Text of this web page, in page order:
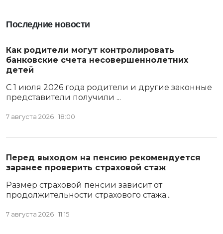
Последние новости
Как родители могут контролировать
банковские счета несовершеннолетних
детей
С 1 июля 2026 года родители и другие законные
представители получили ...
7 августа 2026 | 18:00
Перед выходом на пенсию рекомендуется
заранее проверить страховой стаж
Размер страховой пенсии зависит от
продолжительности страхового стажа...
7 августа 2026 | 11:15